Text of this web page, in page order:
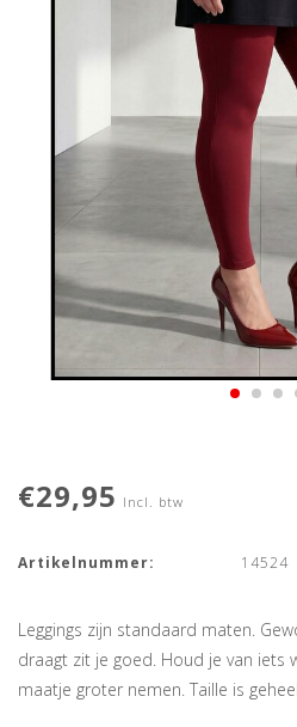
€29,95 Incl. btw
Artikelnummer: 14524
Leggings zijn standaard maten.
draagt zit je goed. Houd je van iets
maatje groter nemen. Taille is